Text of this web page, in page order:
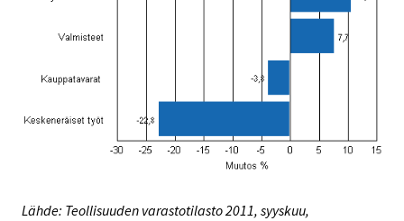
Lähde: Teollisuuden varastotilasto 2011, syyskuu,